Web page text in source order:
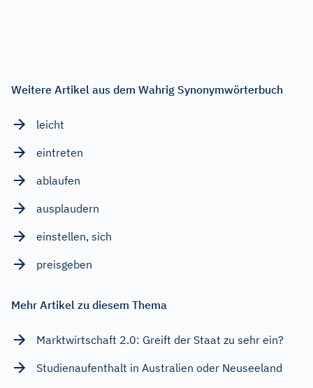
Weitere Artikel aus dem Wahrig Synonymwörterbuch
leicht
eintreten
ablaufen
ausplaudern
einstellen, sich
preisgeben
Mehr Artikel zu diesem Thema
Marktwirtschaft 2.0: Greift der Staat zu sehr ein?
Studienaufenthalt in Australien oder Neuseeland